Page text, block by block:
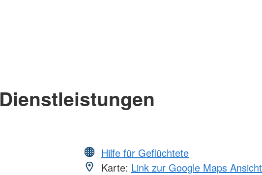
Dienstleistungen
Hilfe für Geflüchtete
Karte: Link zur Google Maps Ansicht